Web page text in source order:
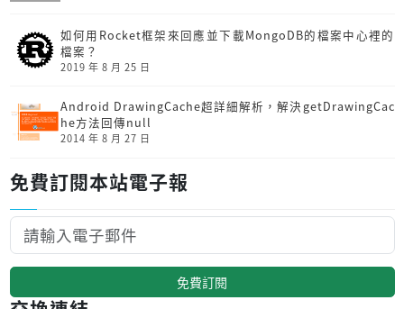
如何用Rocket框架來回應並下載MongoDB的檔案中心裡的
檔案？
2019 年 8 月 25 日
Android DrawingCache超詳細解析，解決getDrawingCac
he方法回傳null
2014 年 8 月 27 日
免費訂閱本站電子報
免費訂閱